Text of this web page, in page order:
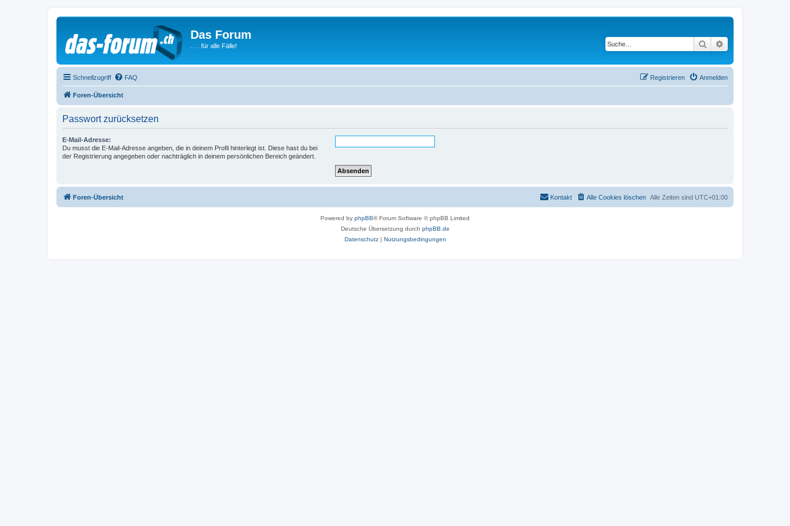
Das Forum
. . . für alle Fälle! Suche
Schnellzugriff FAQ Anmelden
Registrieren
Foren-Übersicht
Passwort zurücksetzen
E-Mail-Adresse:
Du musst die E-Mail-Adresse angeben, die in deinem Profil hinterlegt ist. Diese hast du bei
der Registrierung angegeben oder nachträglich in deinem persönlichen Bereich geändert.
Foren-Übersicht Alle Zeiten sind UTC+01:00
Alle Cookies löschen
Kontakt
Powered by phpBB® Forum Software © phpBB Limited
Deutsche Übersetzung durch phpBB.de
Datenschutz| Nutzungsbedingungen